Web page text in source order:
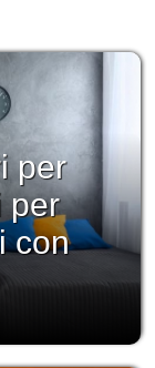
per
per
con